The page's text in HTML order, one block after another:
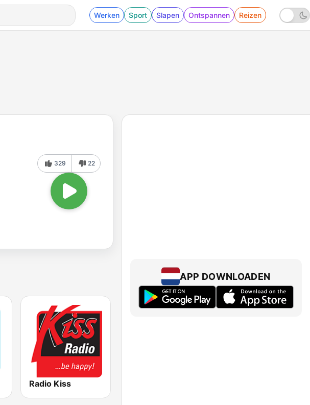
Werken Sport Slapen Ontspannen Reizen
329 22
Radio Kiss
APP DOWNLOADEN